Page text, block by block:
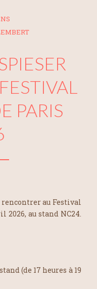
PARIS
au Festival
2026, au stand NC24.
(de 17 heures à 19